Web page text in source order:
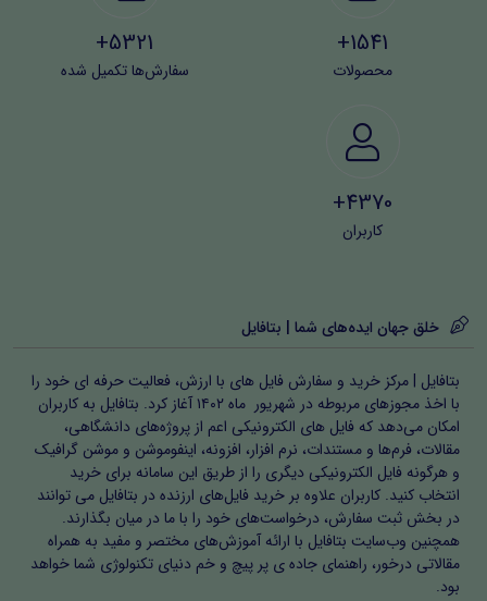
1541+
محصولات
5321+
سفارش‌ها تکمیل شده
4370+
کاربران
خلق جهان ایده‌های شما | بتافایل
بتافایل | مرکز خرید و سفارش فایل های با ارزش، فعالیت حرفه ای خود را
با اخذ مجوزهای مربوطه در شهریور ماه ۱۴۰۲ آغاز کرد. بتافایل به کاربران
امکان می‌دهد که فایل های الکترونیکی اعم از پروژه‌های دانشگاهی،
مقالات، فرم‌ها و مستندات، نرم افزار، افزونه، اینفوموشن و موشن گرافیک
و هرگونه فایل الکترونیکی دیگری را از طریق این سامانه برای خرید
انتخاب کنید. کاربران علاوه بر خرید فایل‌های ارزنده در بتافایل می توانند
در بخش ثبت سفارش، درخواست‌های خود را با ما در میان بگذارند.
همچنین وب‌سایت بتافایل با ارائه آموزش‌های مختصر و مفید به همراه
مقالاتی درخور، راهنمای جاده ی پر پیچ و خم دنیای تکنولوژی شما خواهد
بود.